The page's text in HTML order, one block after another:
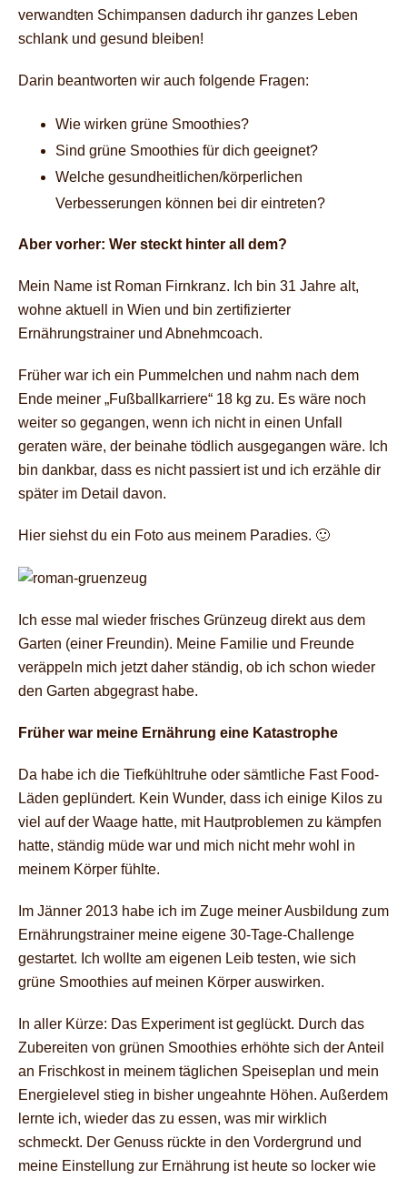
verwandten Schimpansen dadurch ihr ganzes Leben
schlank und gesund bleiben!
Darin beantworten wir auch folgende Fragen:
Wie wirken grüne Smoothies?
Sind grüne Smoothies für dich geeignet?
Welche gesundheitlichen/körperlichen
Verbesserungen können bei dir eintreten?
Aber vorher: Wer steckt hinter all dem?
Mein Name ist Roman Firnkranz. Ich bin 31 Jahre alt,
wohne aktuell in Wien und bin zertifizierter
Ernährungstrainer und Abnehmcoach.
Früher war ich ein Pummelchen und nahm nach dem
Ende meiner „Fußballkarriere“ 18 kg zu. Es wäre noch
weiter so gegangen, wenn ich nicht in einen Unfall
geraten wäre, der beinahe tödlich ausgegangen wäre. Ich
bin dankbar, dass es nicht passiert ist und ich erzähle dir
später im Detail davon.
Hier siehst du ein Foto aus meinem Paradies. 🙂
Ich esse mal wieder frisches Grünzeug direkt aus dem
Garten (einer Freundin). Meine Familie und Freunde
veräppeln mich jetzt daher ständig, ob ich schon wieder
den Garten abgegrast habe.
Früher war meine Ernährung eine Katastrophe
Da habe ich die Tiefkühltruhe oder sämtliche Fast Food-
Läden geplündert. Kein Wunder, dass ich einige Kilos zu
viel auf der Waage hatte, mit Hautproblemen zu kämpfen
hatte, ständig müde war und mich nicht mehr wohl in
meinem Körper fühlte.
Im Jänner 2013 habe ich im Zuge meiner Ausbildung zum
Ernährungstrainer meine eigene 30-Tage-Challenge
gestartet. Ich wollte am eigenen Leib testen, wie sich
grüne Smoothies auf meinen Körper auswirken.
In aller Kürze: Das Experiment ist geglückt. Durch das
Zubereiten von grünen Smoothies erhöhte sich der Anteil
an Frischkost in meinem täglichen Speiseplan und mein
Energielevel stieg in bisher ungeahnte Höhen. Außerdem
lernte ich, wieder das zu essen, was mir wirklich
schmeckt. Der Genuss rückte in den Vordergrund und
meine Einstellung zur Ernährung ist heute so locker wie